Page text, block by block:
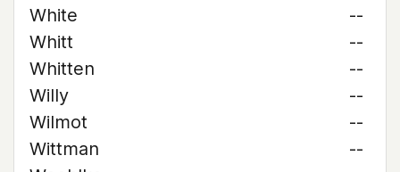
White
--
Whitt
--
Whitten
--
Willy
--
Wilmot
--
Wittman
--